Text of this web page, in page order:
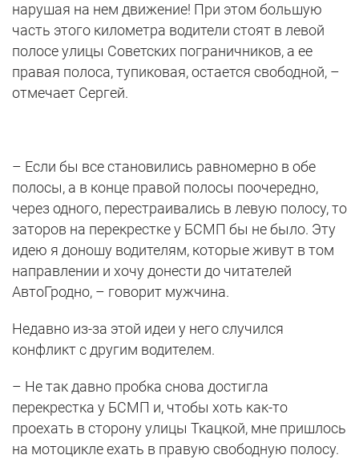
нарушая на нем движение! При этом большую
часть этого километра водители стоят в левой
полосе улицы Советских пограничников, а ее
правая полоса, тупиковая, остается свободной, –
отмечает Сергей.
– Если бы все становились равномерно в обе
полосы, а в конце правой полосы поочередно,
через одного, перестраивались в левую полосу, то
заторов на перекрестке у БСМП бы не было. Эту
идею я доношу водителям, которые живут в том
направлении и хочу донести до читателей
АвтоГродно, – говорит мужчина.
Недавно из-за этой идеи у него случился
конфликт с другим водителем.
– Не так давно пробка снова достигла
перекрестка у БСМП и, чтобы хоть как-то
проехать в сторону улицы Ткацкой, мне пришлось
на мотоцикле ехать в правую свободную полосу.